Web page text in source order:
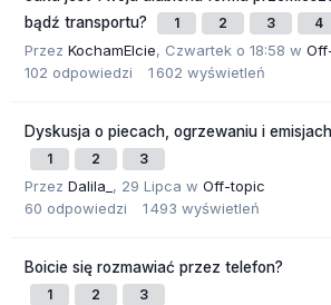
bądź transportu?
1 2 3 4
Przez KochamElcie, Czwartek o 18:58 w
102 odpowiedzi 1 602 wyświetleń
Dyskusja o piecach, ogrzewaniu i
1 2 3
Przez Dalila_ , 29 Lipca w Off-topic
60 odpowiedzi 1 493 wyświetleń
Boicie się rozmawiać przez telefon?
1 2 3